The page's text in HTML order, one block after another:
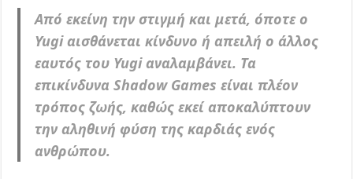
Από εκείνη την στιγμή και μετά, όποτε ο
Yugi αισθάνεται κίνδυνο ή απειλή ο άλλος
εαυτός του Yugi αναλαμβάνει. Τα
επικίνδυνα Shadow Games είναι πλέον
τρόπος ζωής, καθώς εκεί αποκαλύπτουν
την αληθινή φύση της καρδιάς ενός
ανθρώπου.